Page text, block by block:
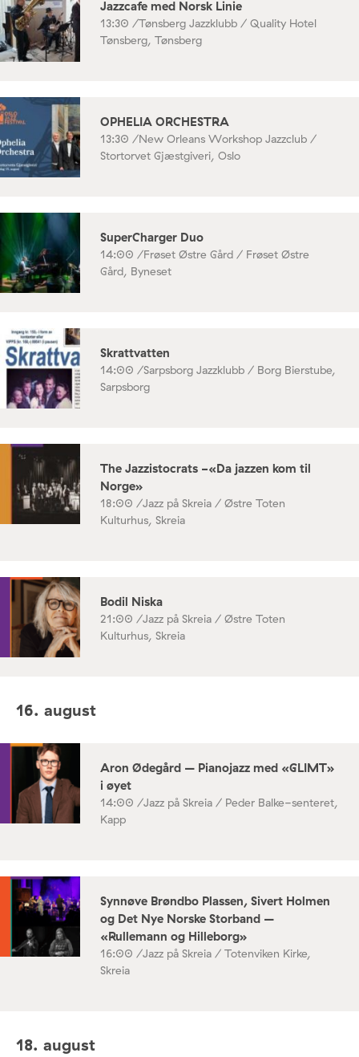
Jazzcafe med Norsk Linie
13:30 /Tønsberg Jazzklubb / Quality Hotel
Tønsberg, Tønsberg
OPHELIA ORCHESTRA
13:30 /New Orleans Workshop Jazzclub /
Stortorvet Gjæstgiveri, Oslo
SuperCharger Duo
14:00 /Frøset Østre Gård / Frøset Østre
Gård, Byneset
Skrattvatten
14:00 /Sarpsborg Jazzklubb / Borg Bierstube,
Sarpsborg
The Jazzistocrats -«Da jazzen kom til
Norge»
18:00 /Jazz på Skreia / Østre Toten
Kulturhus, Skreia
Bodil Niska
21:00 /Jazz på Skreia / Østre Toten
Kulturhus, Skreia
16. august
Aron Ødegård – Pianojazz med «GLIMT»
i øyet
14:00 /Jazz på Skreia / Peder Balke-senteret,
Kapp
Synnøve Brøndbo Plassen, Sivert Holmen
og Det Nye Norske Storband –
«Rullemann og Hilleborg»
16:00 /Jazz på Skreia / Totenviken Kirke,
Skreia
18. august